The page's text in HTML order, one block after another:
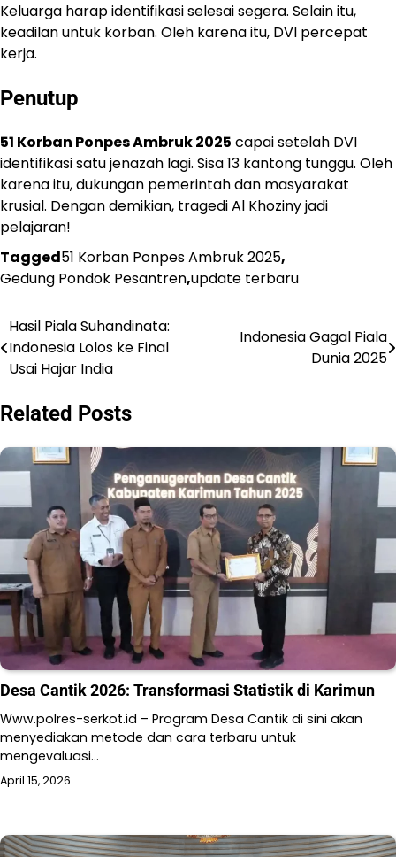
Keluarga harap identifikasi selesai segera. Selain itu,
keadilan untuk korban. Oleh karena itu, DVI percepat
kerja.
Penutup
51 Korban Ponpes Ambruk 2025 capai setelah DVI
identifikasi satu jenazah lagi. Sisa 13 kantong tunggu. Oleh
karena itu, dukungan pemerintah dan masyarakat
krusial. Dengan demikian, tragedi Al Khoziny jadi
pelajaran!
Tagged51 Korban Ponpes Ambruk 2025,
Gedung Pondok Pesantren,update terbaru
Navigasi
pos
Hasil Piala Suhandinata:
Indonesia Lolos ke Final
Usai Hajar India
Indonesia Gagal Piala
Dunia 2025
Related Posts
Desa Cantik 2026: Transformasi Statistik di Karimun
Www.polres-serkot.id – Program Desa Cantik di sini akan
menyediakan metode dan cara terbaru untuk
mengevaluasi…
April 15, 2026